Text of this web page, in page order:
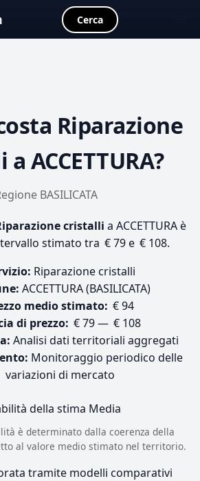
Cerca
Riparazione
a ACCETTURA?
BASILICATA
cristalli a ACCETTURA è
stimato tra € 79 e € 108.
Riparazione cristalli
ACCETTURA (BASILICATA)
medio stimato: € 94
di prezzo: € 79 — € 108
Analisi dati territoriali aggregati
Monitoraggio periodico delle
variazioni di mercato
della stima Media
è determinato dalla coerenza della
al valore medio stimato nel territorio.
tramite modelli comparativi